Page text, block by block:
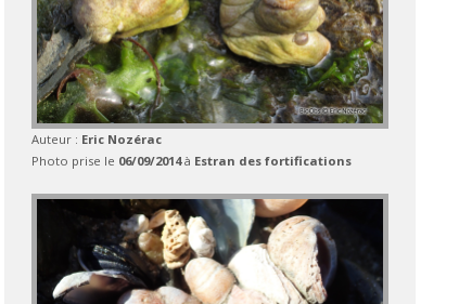
Auteur : Eric Nozérac
Photo prise le 06/09/2014à Estran des fortifications